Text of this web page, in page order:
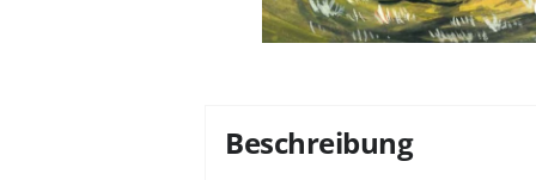
Beschreibung